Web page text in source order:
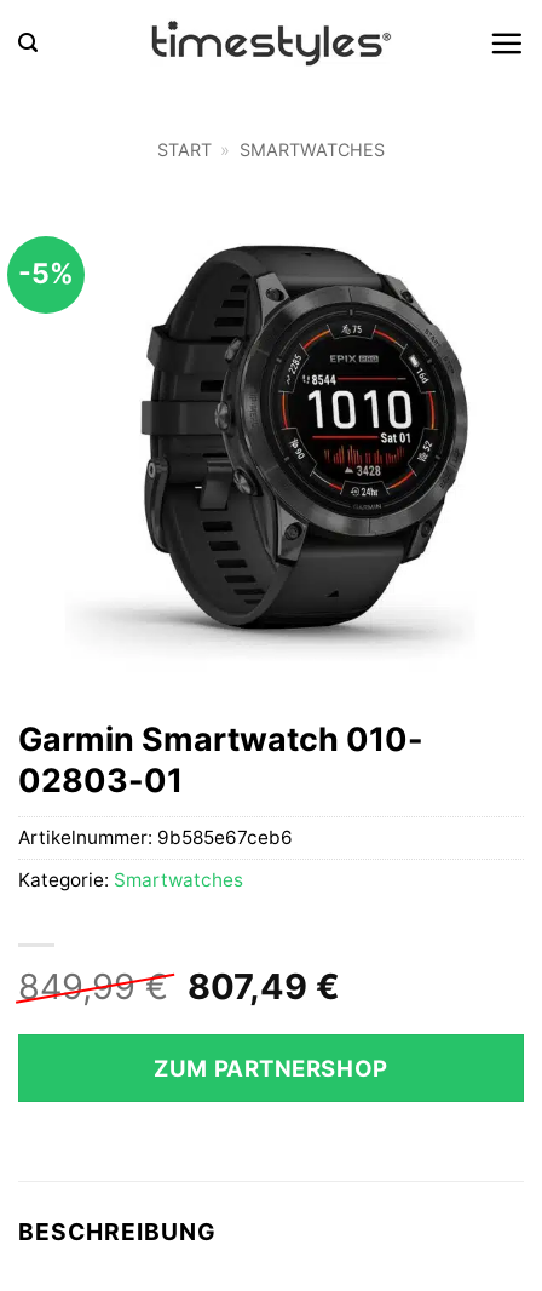
Inhalt
START » SMARTWATCHES
-5%
Garmin Smartwatch 010-
02803-01
849,99€ Ursprünglicher
Preis
war:
849,99 €
807,49 €
ist:
807,49 €.
ZUM PARTNERSHOP
Artikelnummer: 9b585e67ceb6
Kategorie: Smartwatches
BESCHREIBUNG